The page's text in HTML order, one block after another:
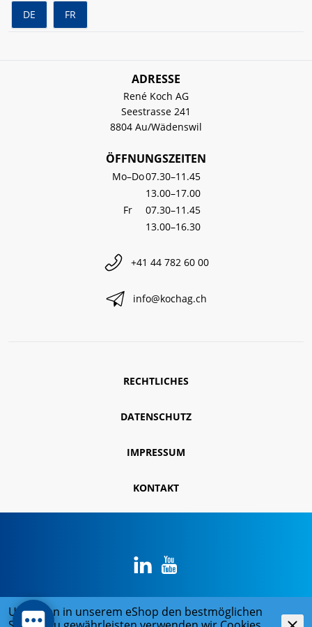
DE FR
ADRESSE
René Koch AG
Seestrasse 241
8804 Au/Wädenswil
ÖFFNUNGSZEITEN
Mo–Do07.30–11.45
13.00–17.00
Fr
07.30–11.45
13.00–16.30
+41 44 782 60 00
info@kochag.ch
RECHTLICHES
DATENSCHUTZ
IMPRESSUM
KONTAKT
© 2026 René Koch AG
Um Ihnen in unserem eShop den bestmöglichen